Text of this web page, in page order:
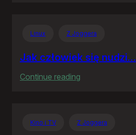
Linux Z Joggera
Jak człowiek się nudzi…
Continue reading
nudzi…
Kino i TV Z Joggera